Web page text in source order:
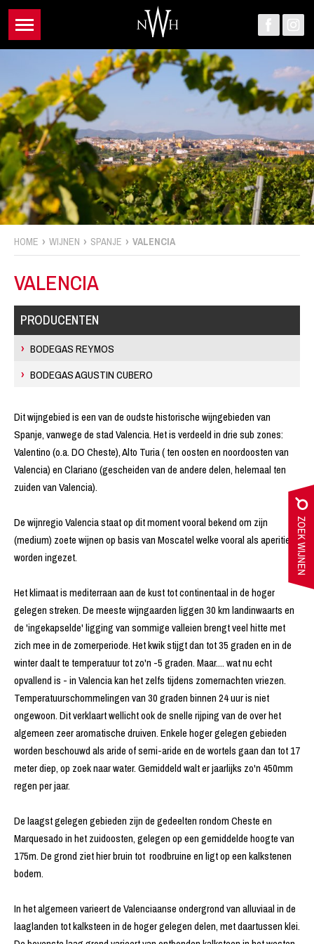
HOME WIJNEN SPANJE VALENCIA
VALENCIA
PRODUCENTEN
BODEGAS REYMOS
BODEGAS AGUSTIN CUBERO
Dit wijngebied is een van de oudste historische wijngebieden van
Spanje, vanwege de stad Valencia. Het is verdeeld in drie sub zones:
Valentino (o.a. DO Cheste), Alto Turia ( ten oosten en noordoosten van
Valencia) en Clariano (gescheiden van de andere delen, helemaal ten
zuiden van Valencia).
De wijnregio Valencia staat op dit moment vooral bekend om zijn
(medium) zoete wijnen op basis van Moscatel welke vooral als aperitief
worden ingezet.
Het klimaat is mediterraan aan de kust tot continentaal in de hoger
gelegen streken. De meeste wijngaarden liggen 30 km landinwaarts en
de 'ingekapselde' ligging van sommige valleien brengt veel hitte met
zich mee in de zomerperiode. Het kwik stijgt dan tot 35 graden en in de
winter daalt te temperatuur tot zo'n -5 graden. Maar.... wat nu echt
opvallend is - in Valencia kan het zelfs tijdens zomernachten vriezen.
Temperatuurschommelingen van 30 graden binnen 24 uur is niet
ongewoon. Dit verklaart wellicht ook de snelle rijping van de over het
algemeen zeer aromatische druiven. Enkele hoger gelegen gebieden
worden beschouwd als aride of semi-aride en de wortels gaan dan tot 17
meter diep, op zoek naar water. Gemiddeld walt er jaarlijks zo'n 450mm
regen per jaar.
De laagst gelegen gebieden zijn de gedeelten rondom Cheste en
Marquesado in het zuidoosten, gelegen op een gemiddelde hoogte van
175m. De grond ziet hier bruin tot roodbruine en ligt op een kalkstenen
bodem.
In het algemeen varieert de Valenciaanse ondergrond van alluviaal in de
laaglanden tot kalksteen in de hoger gelegen delen, met daartussen klei.